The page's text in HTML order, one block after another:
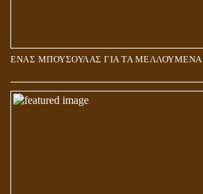
ΕΝΑΣ ΜΠΟΥΣΟΥΛΑΣ ΓΙΑ ΤΑ ΜΕΛΛΟΥΜΕΝΑ
Η ΕΠΑΦΗ ΜΕ ΤΟ ΠΝΕΥΜΑ